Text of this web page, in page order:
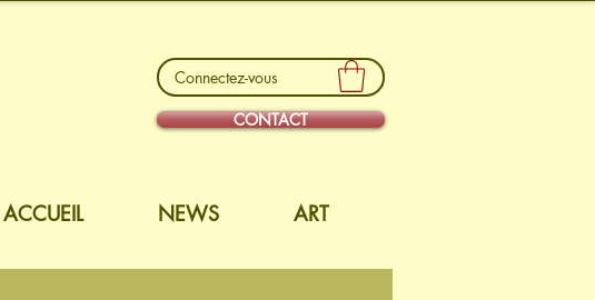
Connectez-vous
CONTACT
ACCUEIL NEWS ART